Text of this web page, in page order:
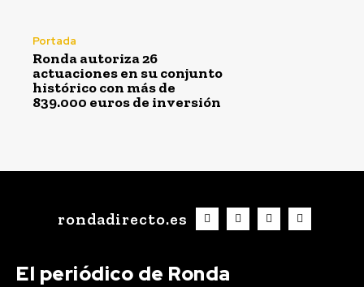
Portada
Ronda autoriza 26
actuaciones en su conjunto
histórico con más de
839.000 euros de inversión
rondadirecto.es
El periódico de Ronda